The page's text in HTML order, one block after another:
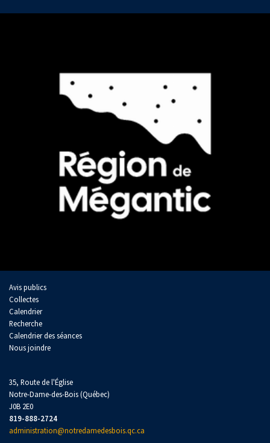
Avis publics
Collectes
Calendrier
Recherche
Calendrier des séances
Nous joindre
35, Route de l'Église
Notre-Dame-des-Bois (Québec)
J0B 2E0
819-888-2724
administration@notredamedesbois.qc.ca